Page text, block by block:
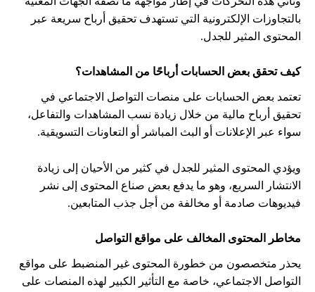
بالتجاوزات الإلكترونية التي تستهدف تحقيق أرباح سريعة عبر
المحتوى المثير للجدل.
كيف تحقق بعض الحسابات أرباحًا من المشاهدات؟
تعتمد بعض الحسابات على منصات التواصل الاجتماعي في
تحقيق أرباح مالية من خلال زيادة نسب المشاهدات والتفاعل،
سواء عبر الإعلانات أو البث المباشر أو التعاونات التسويقية.
ويؤدي المحتوى المثير للجدل في كثير من الأحيان إلى زيادة
الانتشار السريع، وهو ما يدفع بعض صناع المحتوى إلى نشر
فيديوهات صادمة أو مخالفة من أجل جذب المتابعين.
مخاطر المحتوى المخالف على مواقع التواصل
يحذر متخصصون من خطورة المحتوى غير المنضبط على مواقع
التواصل الاجتماعي، خاصة مع التأثير الكبير لهذه المنصات على